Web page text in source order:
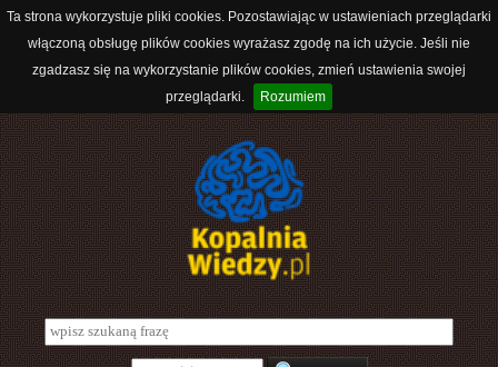
Ta strona wykorzystuje pliki cookies. Pozostawiając w ustawieniach przeglądarki
włączoną obsługę plików cookies wyrażasz zgodę na ich użycie. Jeśli nie
zgadzasz się na wykorzystanie plików cookies, zmień ustawienia swojej
przeglądarki.
Rozumiem